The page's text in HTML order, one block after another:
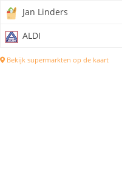
Jan Linders
ALDI
Bekijk supermarkten op de kaart